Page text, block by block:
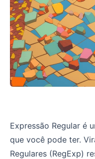
O básico sobre
Expressão Regular é
que você pode ter.
Regulares (RegExp)